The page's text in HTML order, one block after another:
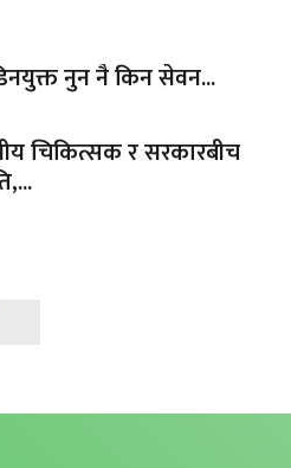
नुन नै किन सेवन...
चिकित्सक र सरकारबीच